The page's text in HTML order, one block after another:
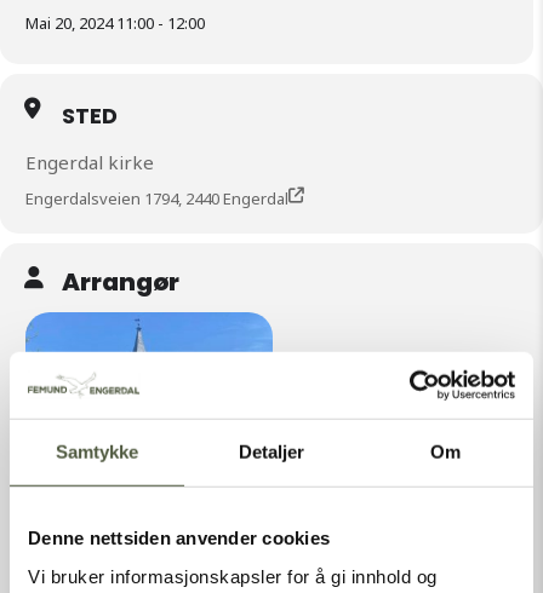
Samtykke Detaljer Om
Denne nettsiden anvender cookies
Vi bruker informasjonskapsler for å gi innhold og
Mai 20, 2024 11:00 - 12:00
STED
Engerdal kirke
Engerdalsveien 1794, 2440 Engerdal
Arrangør
ENGERDAL MENIGHETSRÅD